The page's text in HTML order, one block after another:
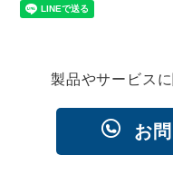
製品やサービス
お